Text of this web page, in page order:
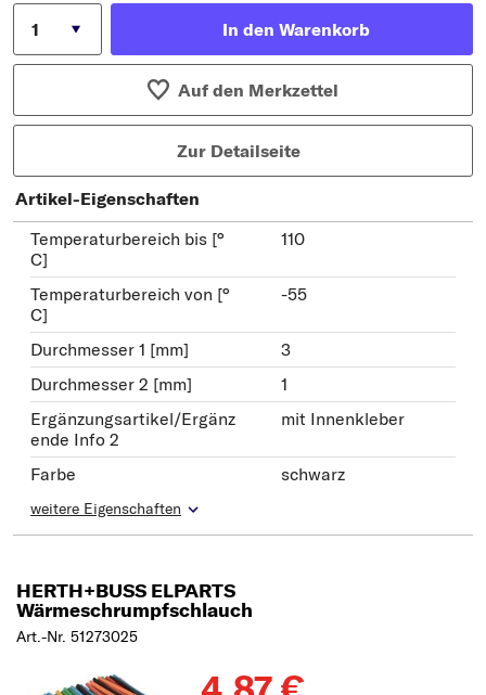
In den Warenkorb
Auf den Merkzettel
Zur Detailseite
Artikel-Eigenschaften
Temperaturbereich bis [°
C]
110
Temperaturbereich von [°
C]
-55
Durchmesser 1 [mm]
3
Durchmesser 2 [mm]
1
Ergänzungsartikel/Ergänz
ende Info 2
mit Innenkleber
Farbe schwarz
weitere Eigenschaften
HERTH+BUSS ELPARTS
Wärmeschrumpfschlauch
Art.-Nr. 51273025